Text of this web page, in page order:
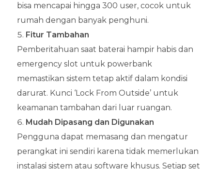
bisa mencapai hingga 300 user, cocok untuk
rumah dengan banyak penghuni.
Fitur Tambahan
Pemberitahuan saat baterai hampir habis dan
emergency slot untuk powerbank
memastikan sistem tetap aktif dalam kondisi
darurat. Kunci ‘Lock From Outside’ untuk
keamanan tambahan dari luar ruangan.
Mudah Dipasang dan Digunakan
Pengguna dapat memasang dan mengatur
perangkat ini sendiri karena tidak memerlukan
instalasi sistem atau software khusus. Setiap set